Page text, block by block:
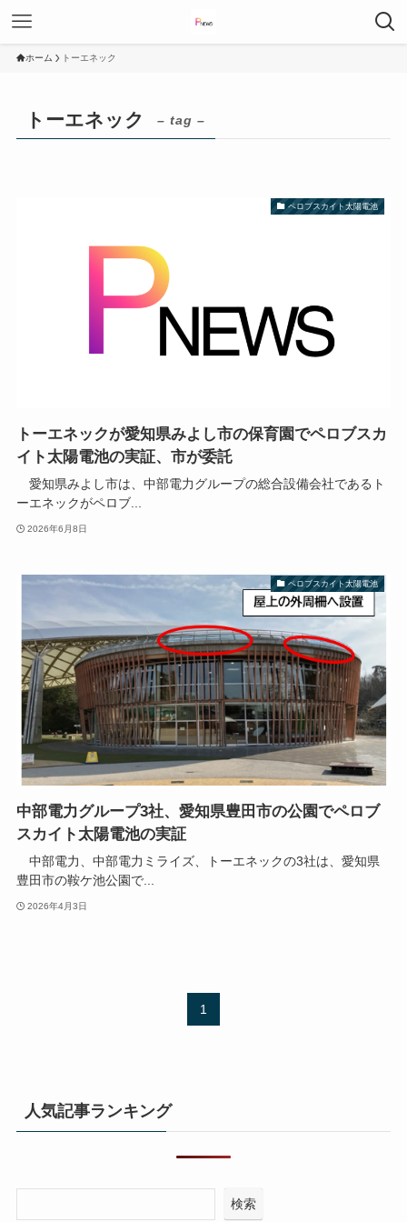
ホーム トーエネック
トーエネック – tag –
ペロブスカイト太陽電池
トーエネックが愛知県みよし市の保育園でペロブスカ
イト太陽電池の実証、市が委託
愛知県みよし市は、中部電力グループの総合設備会社であるト
ーエネックがペロブ...
2026年6月8日
ペロブスカイト太陽電池
中部電力グループ3社、愛知県豊田市の公園でペロブ
スカイト太陽電池の実証
中部電力、中部電力ミライズ、トーエネックの3社は、愛知県
豊田市の鞍ケ池公園で...
2026年4月3日
1
人気記事ランキング
検索